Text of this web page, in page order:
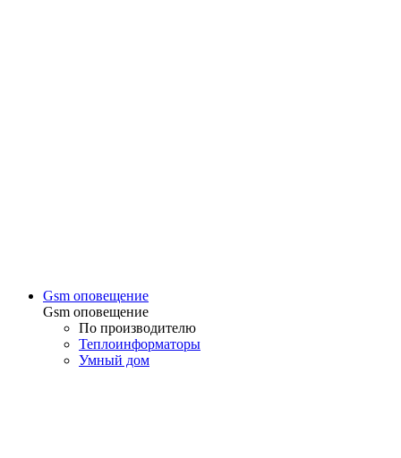
Gsm оповещение
Gsm оповещение
По производителю
Теплоинформаторы
Умный дом